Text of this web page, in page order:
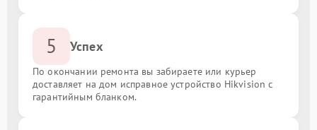
5 Успех
По окончании ремонта вы забираете или курьер
доставляет на дом исправное устройство Hikvision с
гарантийным бланком.